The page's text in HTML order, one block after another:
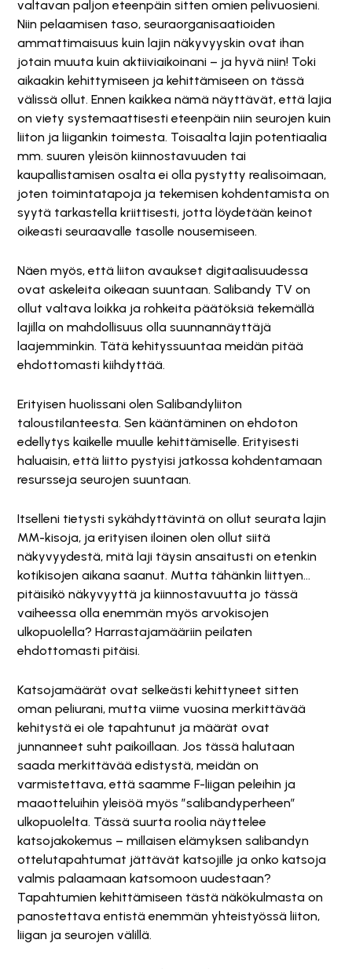
valtavan paljon eteenpäin sitten omien pelivuosieni.
Niin pelaamisen taso, seuraorganisaatioiden
ammattimaisuus kuin lajin näkyvyyskin ovat ihan
jotain muuta kuin aktiiviaikoinani – ja hyvä niin! Toki
aikaakin kehittymiseen ja kehittämiseen on tässä
välissä ollut. Ennen kaikkea nämä näyttävät, että lajia
on viety systemaattisesti eteenpäin niin seurojen kuin
liiton ja liigankin toimesta. Toisaalta lajin potentiaalia
mm. suuren yleisön kiinnostavuuden tai
kaupallistamisen osalta ei olla pystytty realisoimaan,
joten toimintatapoja ja tekemisen kohdentamista on
syytä tarkastella kriittisesti, jotta löydetään keinot
oikeasti seuraavalle tasolle nousemiseen.
Näen myös, että liiton avaukset digitaalisuudessa
ovat askeleita oikeaan suuntaan. Salibandy TV on
ollut valtava loikka ja rohkeita päätöksiä tekemällä
lajilla on mahdollisuus olla suunnannäyttäjä
laajemminkin. Tätä kehityssuuntaa meidän pitää
ehdottomasti kiihdyttää.
Erityisen huolissani olen Salibandyliiton
taloustilanteesta. Sen kääntäminen on ehdoton
edellytys kaikelle muulle kehittämiselle. Erityisesti
haluaisin, että liitto pystyisi jatkossa kohdentamaan
resursseja seurojen suuntaan.
Itselleni tietysti sykähdyttävintä on ollut seurata lajin
MM-kisoja, ja erityisen iloinen olen ollut siitä
näkyvyydestä, mitä laji täysin ansaitusti on etenkin
kotikisojen aikana saanut. Mutta tähänkin liittyen…
pitäisikö näkyvyyttä ja kiinnostavuutta jo tässä
vaiheessa olla enemmän myös arvokisojen
ulkopuolella? Harrastajamääriin peilaten
ehdottomasti pitäisi.
Katsojamäärät ovat selkeästi kehittyneet sitten
oman peliurani, mutta viime vuosina merkittävää
kehitystä ei ole tapahtunut ja määrät ovat
junnanneet suht paikoillaan. Jos tässä halutaan
saada merkittävää edistystä, meidän on
varmistettava, että saamme F-liigan peleihin ja
maaotteluihin yleisöä myös ”salibandyperheen”
ulkopuolelta. Tässä suurta roolia näyttelee
katsojakokemus – millaisen elämyksen salibandyn
ottelutapahtumat jättävät katsojille ja onko katsoja
valmis palaamaan katsomoon uudestaan?
Tapahtumien kehittämiseen tästä näkökulmasta on
panostettava entistä enemmän yhteistyössä liiton,
liigan ja seurojen välillä.